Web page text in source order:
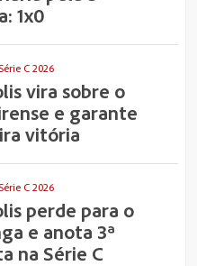
1x0
C 2026
vira sobre o
e garante
vitória
C 2026
perde para o
e anota 3ª
na Série C